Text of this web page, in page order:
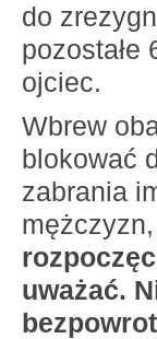
do
pozostałe
ojciec.
Wbrew
blokować
zabrania
uważać.